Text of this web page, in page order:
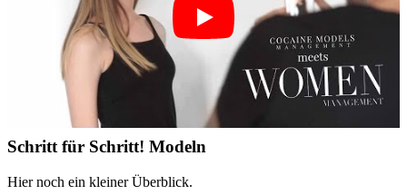
Schritt für Schritt! Modeln
Hier noch ein kleiner Überblick.